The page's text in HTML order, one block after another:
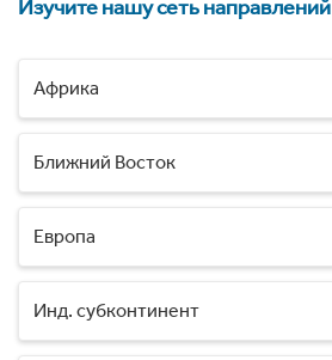
Изучите нашу сеть направлений
Африка
Ближний Восток
Европа
Инд. субконтинент